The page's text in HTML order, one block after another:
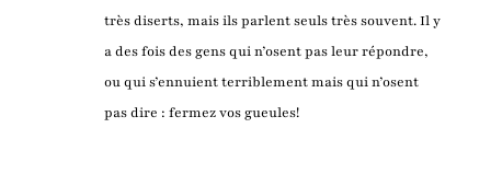
très diserts, mais ils parlent seuls très souvent. Il y
a des fois des gens qui n’osent pas leur répondre,
ou qui s’ennuient terriblement mais qui n’osent
pas dire : fermez vos gueules!